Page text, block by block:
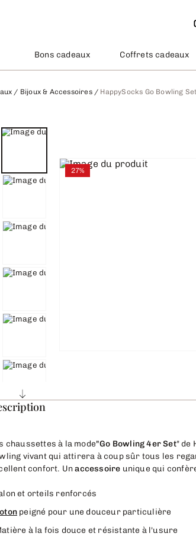
Bons cadeaux Coffrets cadeaux
/ Bijoux & Accessoires/ HappySocks Go Bowling
27%
chaussettes à la mode"Go Bowling 4er Set" de
vivant qui attirera à coup sûr tous les
confort. Unaccessoire unique qui
et orteils renforcés
peigné pour une douceur particulière
à la fois douce et résistante à l'usure